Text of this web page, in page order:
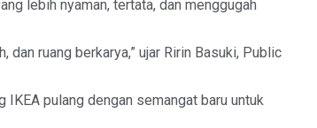
lebih nyaman, tertata, dan menggugah
ruang berkarya,” ujar Ririn Basuki, Public
pulang dengan semangat baru untuk